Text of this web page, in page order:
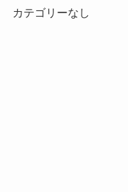
カテゴリーなし